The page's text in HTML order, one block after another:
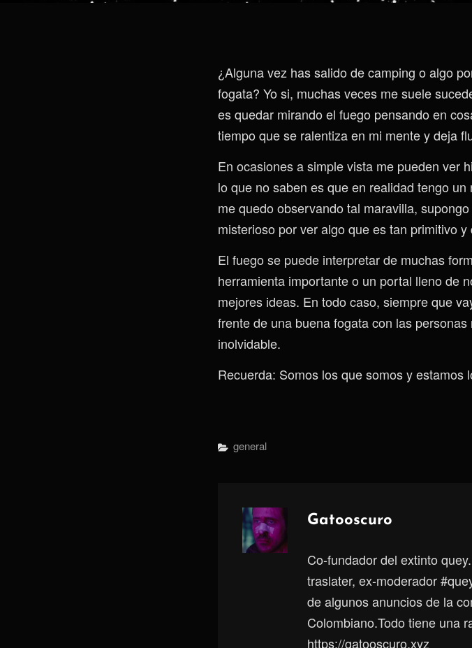
¿Alguna vez has salido de camping o algo
fogata? Yo si, muchas veces me suele
es quedar mirando el fuego pensando en
tiempo que se ralentiza en mi mente y deja
En ocasiones a simple vista me pueden ver
lo que no saben es que en realidad tengo
me quedo observando tal maravilla,
misterioso por ver algo que es tan primitivo
El fuego se puede interpretar de muchas
herramienta importante o un portal lleno de
mejores ideas. En todo caso, siempre que
frente de una buena fogata con las
inolvidable.
Recuerda: Somos los que somos y estamos
Categorías
General
Autor:
Gatooscuro
Co-fundador del extinto
traslater, ex-moderador
de algunos anuncios de la
Colombiano.Todo tiene una
https://gatooscuro.xyz